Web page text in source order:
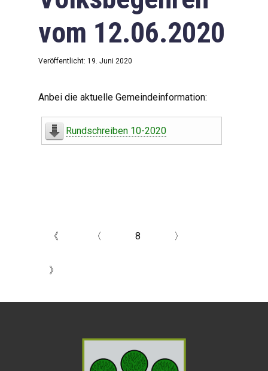
vom 12.06.2020
Veröffentlicht: 19. Juni 2020
Anbei die aktuelle Gemeindeinformation:
Rundschreiben 10-2020
《 〈 8 〉
》